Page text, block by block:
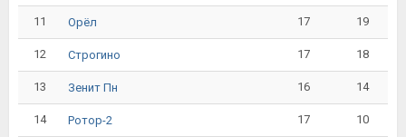
11 Орёл 17 19
12 Строгино 17 18
13 Зенит Пн 16 14
14 Ротор-2 17 10